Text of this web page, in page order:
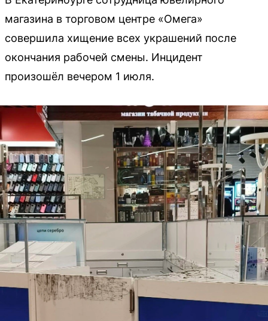
магазина в торговом центре «Омега»
совершила хищение всех украшений после
окончания рабочей смены. Инцидент
произошёл вечером 1 июля.